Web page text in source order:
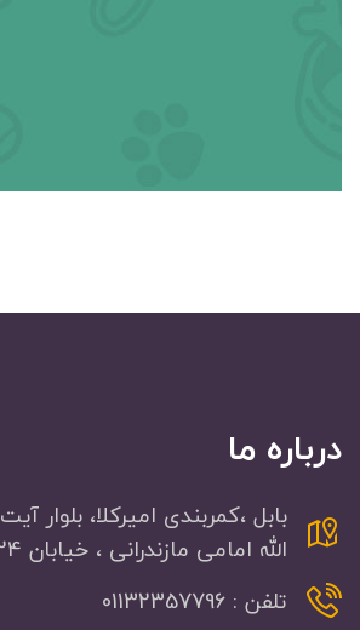
درباره ما
بابل ،کمربندی امیرکلا، بلوار آیت
الله امامی مازندرانی ، خیابان 24
تلفن : 01132357796